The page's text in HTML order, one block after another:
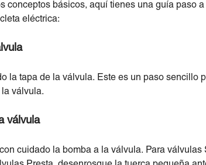
conceptos básicos, aquí tienes una guía paso
eléctrica:
la tapa de la válvula. Este es un paso sencillo
la válvula.
válvula
cuidado la bomba a la válvula. Para